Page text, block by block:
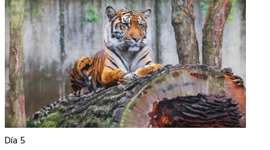
Día 5